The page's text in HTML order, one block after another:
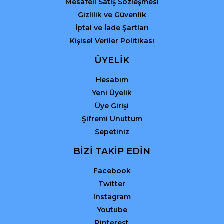
Mesafeli Satış Sözleşmesi
Gizlilik ve Güvenlik
İptal ve İade Şartları
Kişisel Veriler Politikası
ÜYELİK
Hesabım
Yeni Üyelik
Üye Girişi
Şifremi Unuttum
Sepetiniz
BİZİ TAKİP EDİN
Facebook
Twitter
Instagram
Youtube